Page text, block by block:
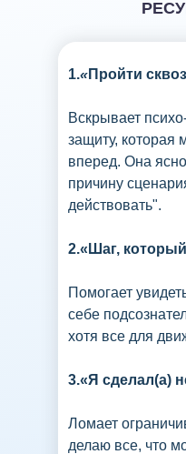
1.«Пройти
Вскрывает
защиту, которая
вперед. Она
причину
действовать".
2.«Шаг,
Помогает
себе
хотя все для
3.«Я сделал(а)
Ломает
делаю все, что